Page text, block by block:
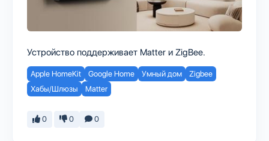
Устройство поддерживает Matter и ZigBee.
Apple HomeKit Google Home Умный дом
Zigbee
Хабы/Шлюзы
Matter
0 0 0